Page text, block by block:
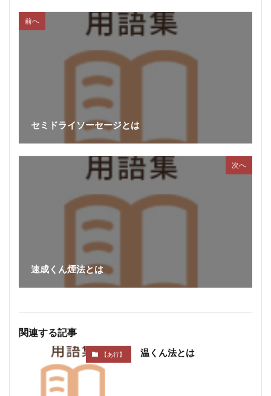
前へ
セミドライソーセージとは
次へ
速成くん煙法とは
関連する記事
【あ行】 温くん法とは